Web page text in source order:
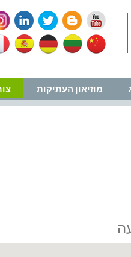
מוזיאון העתיקות